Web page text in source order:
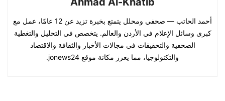
أحمد الحاتب — صحفي ومحلل يتمتع بخبرة تزيد عن 12 عامًا، عمل مع
كبرى وسائل الإعلام في الأردن والعالم. يتخصص في التحليل والتغطية
الصحفية والتحقيقات في مجالات الأخبار والثقافة والاقتصاد
والتكنولوجيا، مما يعزز مكانة موقع jonews24.